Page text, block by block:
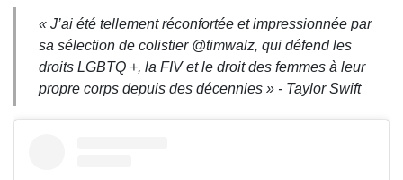
« J’ai été tellement réconfortée et impressionnée par
sa sélection de colistier @timwalz, qui défend les
droits LGBTQ +, la FIV et le droit des femmes à leur
propre corps depuis des décennies » - Taylor Swift